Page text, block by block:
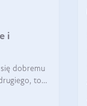
i
dobremu
to